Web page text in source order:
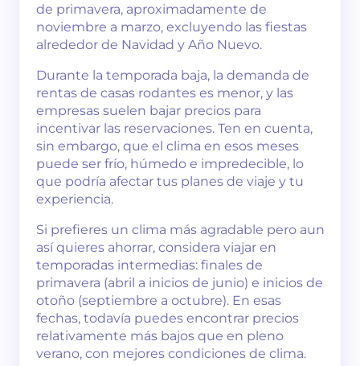
de primavera, aproximadamente de
noviembre a marzo, excluyendo las fiestas
alrededor de Navidad y Año Nuevo.
Durante la temporada baja, la demanda de
rentas de casas rodantes es menor, y las
empresas suelen bajar precios para
incentivar las reservaciones. Ten en cuenta,
sin embargo, que el clima en esos meses
puede ser frío, húmedo e impredecible, lo
que podría afectar tus planes de viaje y tu
experiencia.
Si prefieres un clima más agradable pero aun
así quieres ahorrar, considera viajar en
temporadas intermedias: finales de
primavera (abril a inicios de junio) e inicios de
otoño (septiembre a octubre). En esas
fechas, todavía puedes encontrar precios
relativamente más bajos que en pleno
verano, con mejores condiciones de clima.